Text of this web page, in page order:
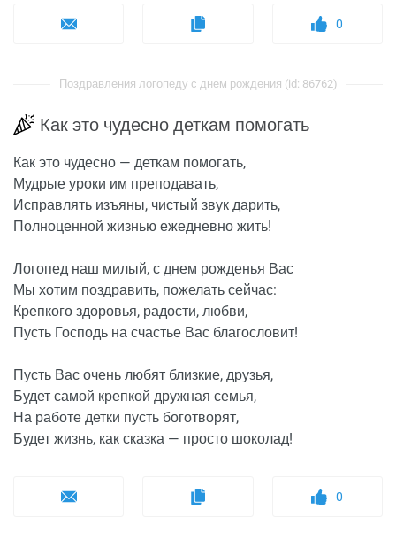
0
Поздравления логопеду с днем рождения (id: 86762)
Как это чудесно деткам помогать
Как это чудесно — деткам помогать,
Мудрые уроки им преподавать,
Исправлять изъяны, чистый звук дарить,
Полноценной жизнью ежедневно жить!
Логопед наш милый, с днем рожденья Вас
Мы хотим поздравить, пожелать сейчас:
Крепкого здоровья, радости, любви,
Пусть Господь на счастье Вас благословит!
Пусть Вас очень любят близкие, друзья,
Будет самой крепкой дружная семья,
На работе детки пусть боготворят,
Будет жизнь, как сказка — просто шоколад!
0